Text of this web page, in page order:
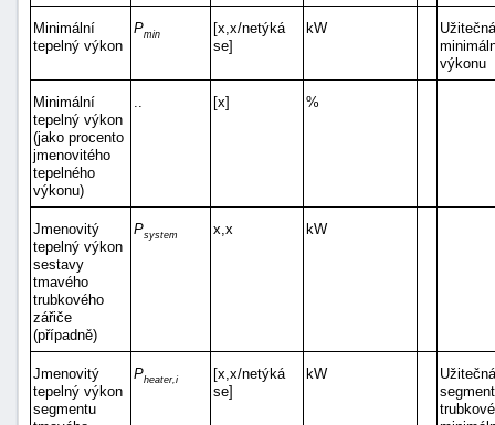
Minimální
tepelný výkon
Pmin
[x,x/netýká
se]
kW
výkonu
Minimální
tepelný výkon
(jako procento
jmenovitého
tepelného
výkonu)
.. [x] %
Jmenovitý
tepelný výkon
sestavy
tmavého
trubkového
zářiče
(případně)
Psystem x,x kW
Jmenovitý
tepelný výkon
segmentu
Pheater,i
[x,x/netýká
se]
kW